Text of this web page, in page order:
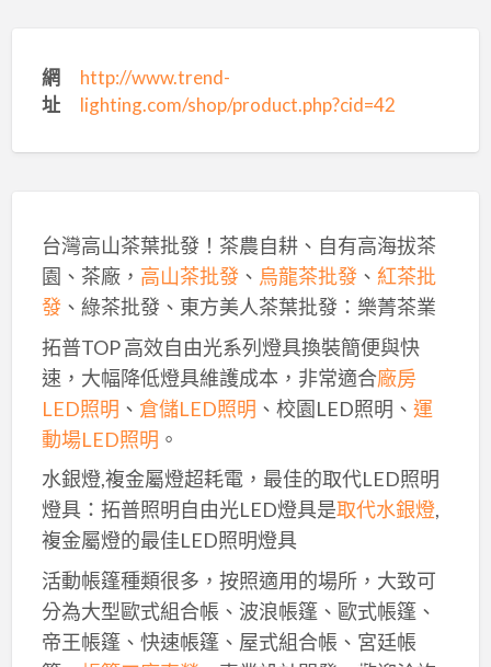
網
址
http://www.trend-
lighting.com/shop/product.php?cid=42
台灣高山茶葉批發！茶農自耕、自有高海拔茶
園、茶廠， 高山茶批發、 烏龍茶批發、 紅茶批
發、綠茶批發、東方美人茶葉批發：樂菁茶業
拓普TOP 高效自由光系列燈具換裝簡便與快
速，大幅降低燈具維護成本，非常適合廠房
LED照明 、 倉儲LED照明 、校園LED照明、 運
動場LED照明 。
水銀燈,複金屬燈超耗電，最佳的取代LED照明
燈具：拓普照明自由光LED燈具是取代水銀燈,
複金屬燈的最佳LED照明燈具
活動帳篷種類很多，按照適用的場所，大致可
分為大型歐式組合帳、波浪帳篷、歐式帳篷、
帝王帳篷、快速帳篷、屋式組合帳、宮廷帳